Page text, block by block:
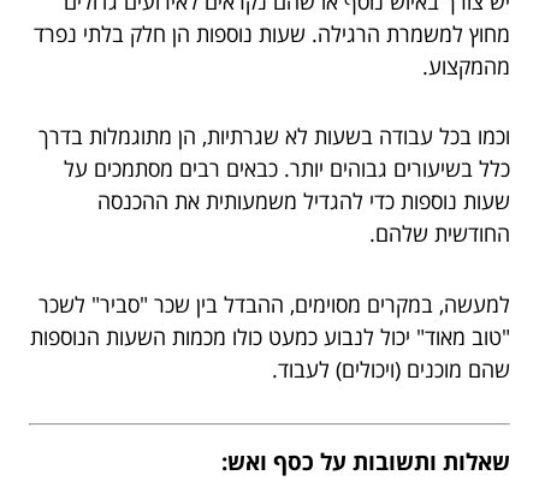
מחוץ למשמרת הרגילה. שעות נוספות הן חלק בלתי נפרד
מהמקצוע.
וכמו בכל עבודה בשעות לא שגרתיות, הן מתוגמלות בדרך
כלל בשיעורים גבוהים יותר. כבאים רבים מסתמכים על
שעות נוספות כדי להגדיל משמעותית את ההכנסה
החודשית שלהם.
למעשה, במקרים מסוימים, ההבדל בין שכר "סביר" לשכר
"טוב מאוד" יכול לנבוע כמעט כולו מכמות השעות הנוספות
שהם מוכנים (ויכולים) לעבוד.
שאלות ותשובות על כסף ואש: